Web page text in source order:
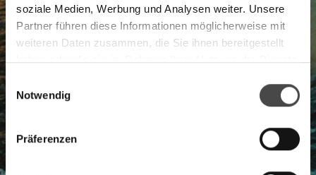
soziale Medien, Werbung und Analysen weiter. Unsere
Partner führen diese Informationen möglicherweise mit
weiteren Daten zusammen, die Sie ihnen bereitgestellt
haben oder die sie im Rahmen Ihrer Nutzung der Dienste
Einwilligungsauswahl
Notwendig
Präferenzen
Calisso-Familieist.
Sind Sie bereit, einzigartige und unvergessliche
Momente mit Ihrer Familie und Ihren Freunden zu
Wir freuen uns, Sie in der Calisso-Familien begrüßen zu